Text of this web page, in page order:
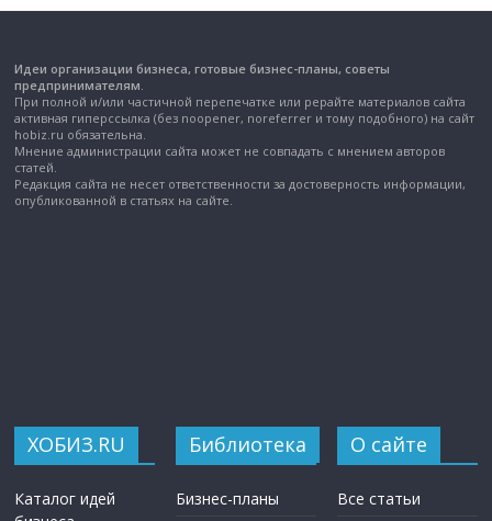
Идеи организации бизнеса, готовые бизнес-планы, советы
предпринимателям.
При полной и/или частичной перепечатке или рерайте материалов сайта
активная гиперссылка (без noopener, noreferrer и тому подобного) на сайт
hobiz.ru обязательна.
Мнение администрации сайта может не совпадать с мнением авторов
статей.
Редакция сайта не несет ответственности за достоверность информации,
опубликованной в статьях на сайте.
ХОБИЗ.RU
Каталог идей
Библиотека
Бизнес-планы
О сайте
Все статьи